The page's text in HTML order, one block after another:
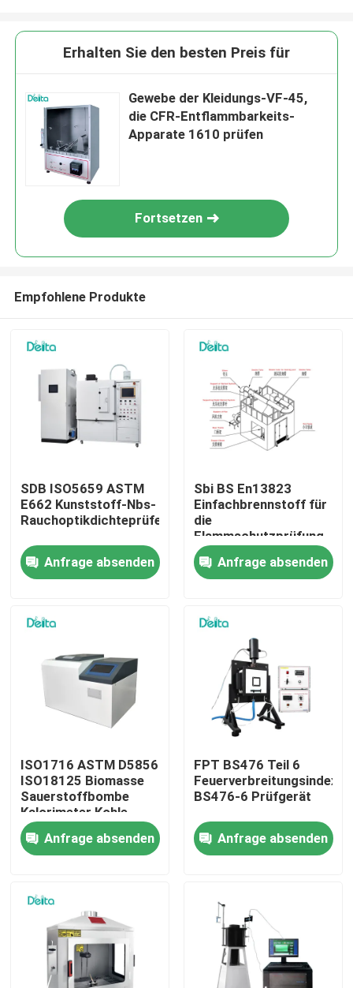
Zu Hause
Produkte
Videos
Über uns
Werksbesichtigung
Qualitätskontrolle
Kontakt mit uns
Elektrisches Testgerät
Brandprüfgeräte
Erhalten Sie den besten Preis für
Gewebe der Kleidungs-VF-45,
die CFR-Entflammbarkeits-
Apparate 1610 prüfen
Fortsetzen
Empfohlene Produkte
SDB ISO5659 ASTM
E662 Kunststoff-Nbs-
Rauchoptikdichteprüfer
Anfrage absenden
Sbi BS En13823
Einfachbrennstoff für
die
Flammschutzprüfung
Anfrage absenden
ISO1716 ASTM D5856
ISO18125 Biomasse
Sauerstoffbombe
Kalorimeter Kohle
Kalorifizierungswert
TesterAnfrage absenden
FPT BS476 Teil 6
Feuerverbreitungsindex
BS476-6 Prüfgerät
Anfrage absenden